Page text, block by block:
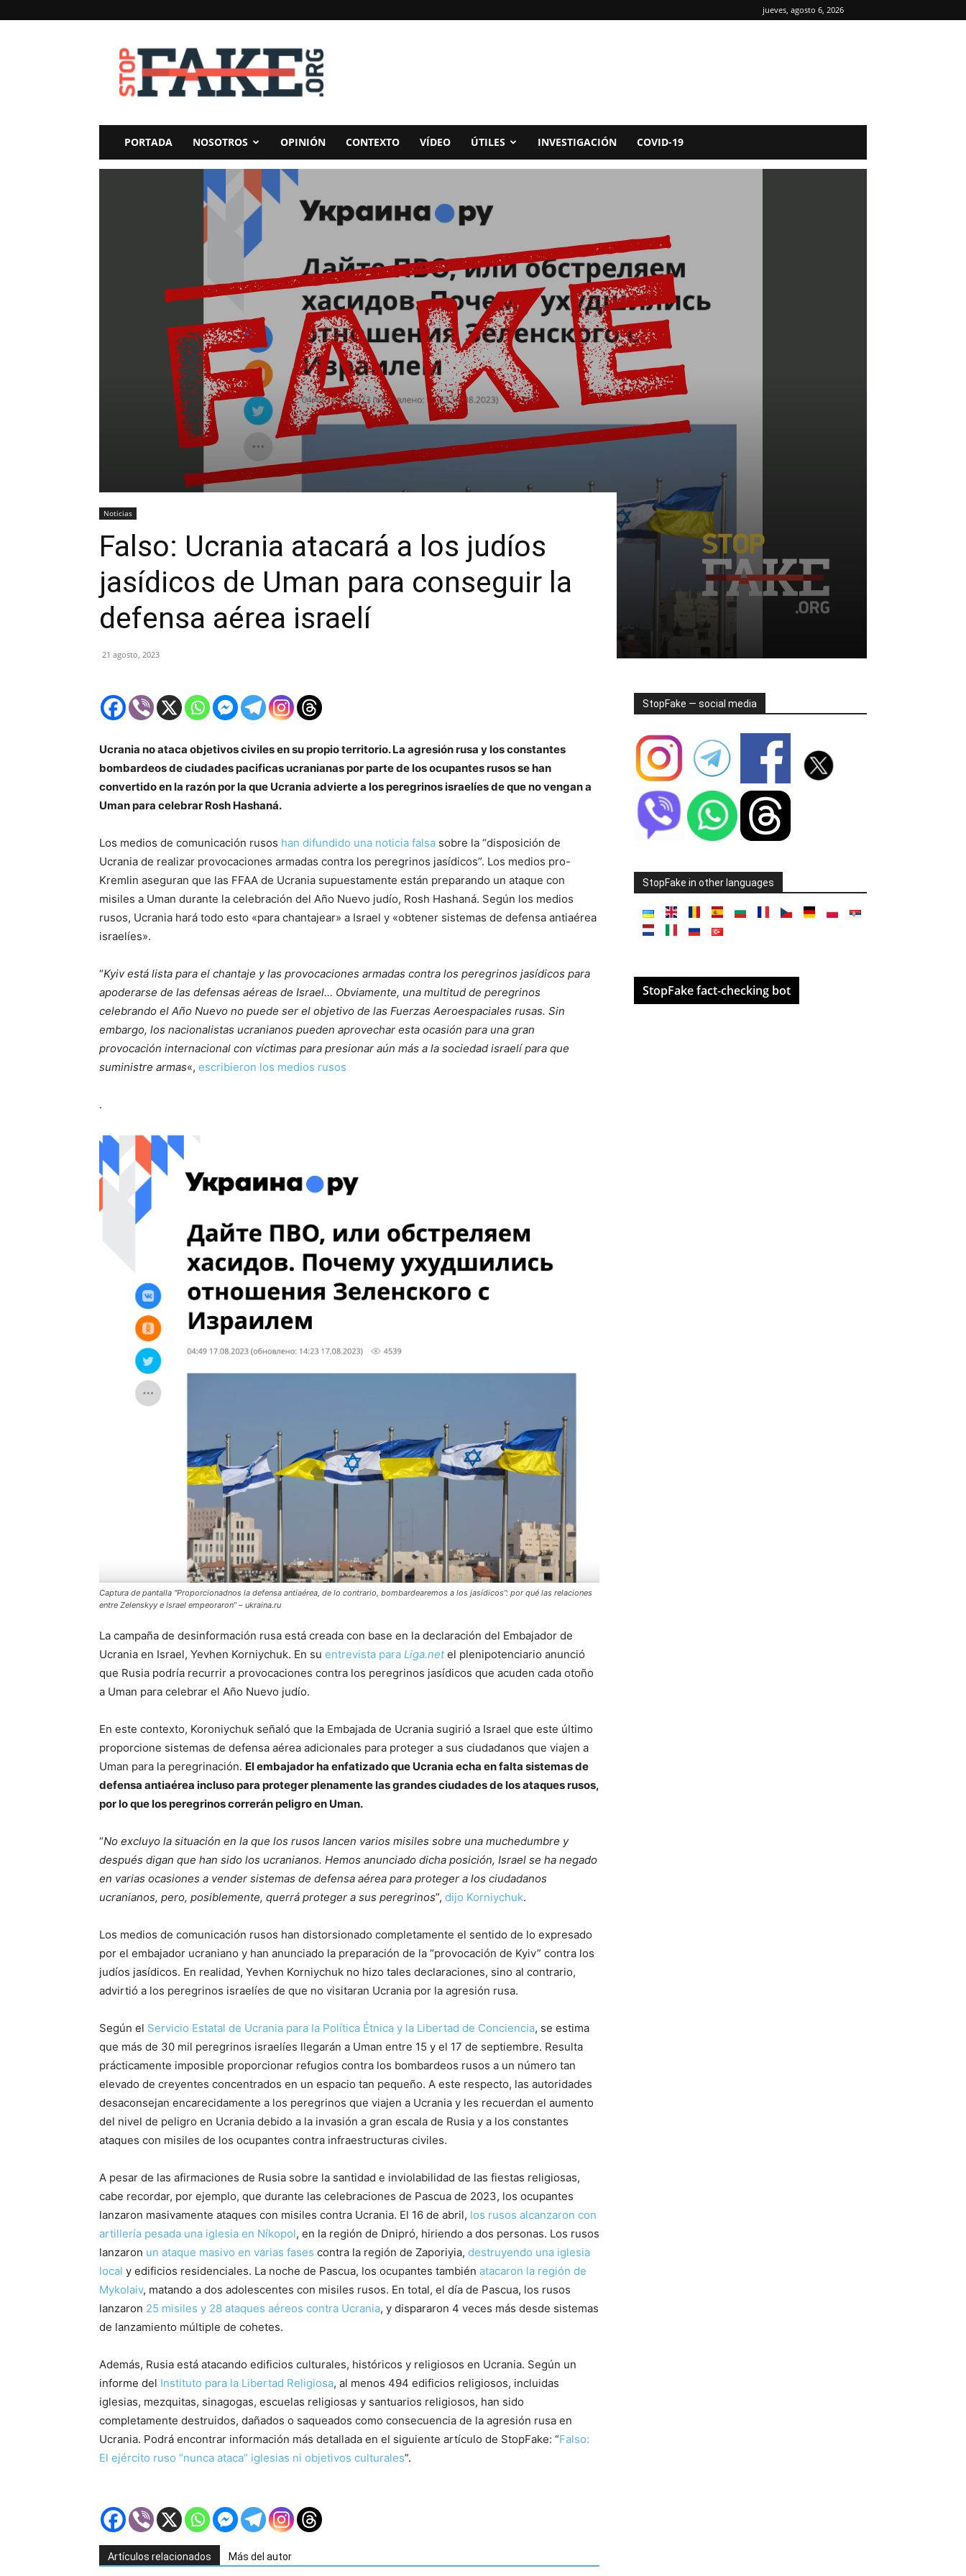
jueves, agosto 6, 2026
StopFake
PORTADA NOSOTROS OPINIÓN CONTEXTO VÍDEO ÚTILES INVESTIGACIÓN COVID-19
Noticias
Falso: Ucrania atacará a los judíos
jasídicos de Uman para conseguir la
defensa aérea israelí
21 agosto, 2023
Ucrania no ataca objetivos civiles en su propio territorio. La agresión rusa y los constantes
bombardeos de ciudades pacificas ucranianas por parte de los ocupantes rusos se han
convertido en la razón por la que Ucrania advierte a los peregrinos israelíes de que no vengan a
Uman para celebrar Rosh Hashaná.
Los medios de comunicación rusos han difundido una noticia falsa sobre la “disposición de
Ucrania de realizar provocaciones armadas contra los peregrinos jasídicos”. Los medios pro-
Kremlin aseguran que las FFAA de Ucrania supuestamente están preparando un ataque con
misiles a Uman durante la celebración del Año Nuevo judío, Rosh Hashaná. Según los medios
rusos, Ucrania hará todo esto «para chantajear» a Israel y «obtener sistemas de defensa antiaérea
israelíes».
“Kyiv está lista para el chantaje y las provocaciones armadas contra los peregrinos jasídicos para
apoderarse de las defensas aéreas de Israel… Obviamente, una multitud de peregrinos
celebrando el Año Nuevo no puede ser el objetivo de las Fuerzas Aeroespaciales rusas. Sin
embargo, los nacionalistas ucranianos pueden aprovechar esta ocasión para una gran
provocación internacional con víctimas para presionar aún más a la sociedad israelí para que
suministre armas«, escribieron los medios rusos
.
Captura de pantalla “Proporcionadnos la defensa antiaérea, de lo contrario, bombardearemos a los jasídicos”: por qué las relaciones
entre Zelenskyy e Israel empeoraron” – ukraina.ru
La campaña de desinformación rusa está creada con base en la declaración del Embajador de
Ucrania en Israel, Yevhen Korniychuk. En su entrevista para Liga.netel plenipotenciario anunció
que Rusia podría recurrir a provocaciones contra los peregrinos jasídicos que acuden cada otoño
a Uman para celebrar el Año Nuevo judío.
En este contexto, Koroniychuk señaló que la Embajada de Ucrania sugirió a Israel que este último
proporcione sistemas de defensa aérea adicionales para proteger a sus ciudadanos que viajen a
Uman para la peregrinación. El embajador ha enfatizado que Ucrania echa en falta sistemas de
defensa antiaérea incluso para proteger plenamente las grandes ciudades de los ataques rusos,
por lo que los peregrinos correrán peligro en Uman.
“No excluyo la situación en la que los rusos lancen varios misiles sobre una muchedumbre y
después digan que han sido los ucranianos. Hemos anunciado dicha posición, Israel se ha negado
en varias ocasiones a vender sistemas de defensa aérea para proteger a los ciudadanos
ucranianos, pero, posiblemente, querrá proteger a sus peregrinos”, dijo Korniychuk.
Los medios de comunicación rusos han distorsionado completamente el sentido de lo expresado
por el embajador ucraniano y han anunciado la preparación de la “provocación de Kyiv” contra los
judíos jasídicos. En realidad, Yevhen Korniychuk no hizo tales declaraciones, sino al contrario,
advirtió a los peregrinos israelíes de que no visitaran Ucrania por la agresión rusa.
Según el Servicio Estatal de Ucrania para la Política Étnica y la Libertad de Conciencia, se estima
que más de 30 mil peregrinos israelíes llegarán a Uman entre 15 y el 17 de septiembre. Resulta
prácticamente imposible proporcionar refugios contra los bombardeos rusos a un número tan
elevado de creyentes concentrados en un espacio tan pequeño. A este respecto, las autoridades
desaconsejan encarecidamente a los peregrinos que viajen a Ucrania y les recuerdan el aumento
del nivel de peligro en Ucrania debido a la invasión a gran escala de Rusia y a los constantes
ataques con misiles de los ocupantes contra infraestructuras civiles.
A pesar de las afirmaciones de Rusia sobre la santidad e inviolabilidad de las fiestas religiosas,
cabe recordar, por ejemplo, que durante las celebraciones de Pascua de 2023, los ocupantes
lanzaron masivamente ataques con misiles contra Ucrania. El 16 de abril, los rusos alcanzaron con
artillería pesada una iglesia en Níkopol, en la región de Dnipró, hiriendo a dos personas. Los rusos
lanzaron un ataque masivo en varias fases contra la región de Zaporiyia, destruyendo una iglesia
local y edificios residenciales. La noche de Pascua, los ocupantes también atacaron la región de
Mykolaiv, matando a dos adolescentes con misiles rusos. En total, el día de Pascua, los rusos
lanzaron 25 misiles y 28 ataques aéreos contra Ucrania, y dispararon 4 veces más desde sistemas
de lanzamiento múltiple de cohetes.
Además, Rusia está atacando edificios culturales, históricos y religiosos en Ucrania. Según un
informe del Instituto para la Libertad Religiosa, al menos 494 edificios religiosos, incluidas
iglesias, mezquitas, sinagogas, escuelas religiosas y santuarios religiosos, han sido
completamente destruidos, dañados o saqueados como consecuencia de la agresión rusa en
Ucrania. Podrá encontrar información más detallada en el siguiente artículo de StopFake: “Falso:
El ejército ruso “nunca ataca” iglesias ni objetivos culturales”.
Artículos relacionados Más del autor
StopFake — social media
StopFake in other languages
StopFake fact-checking bot